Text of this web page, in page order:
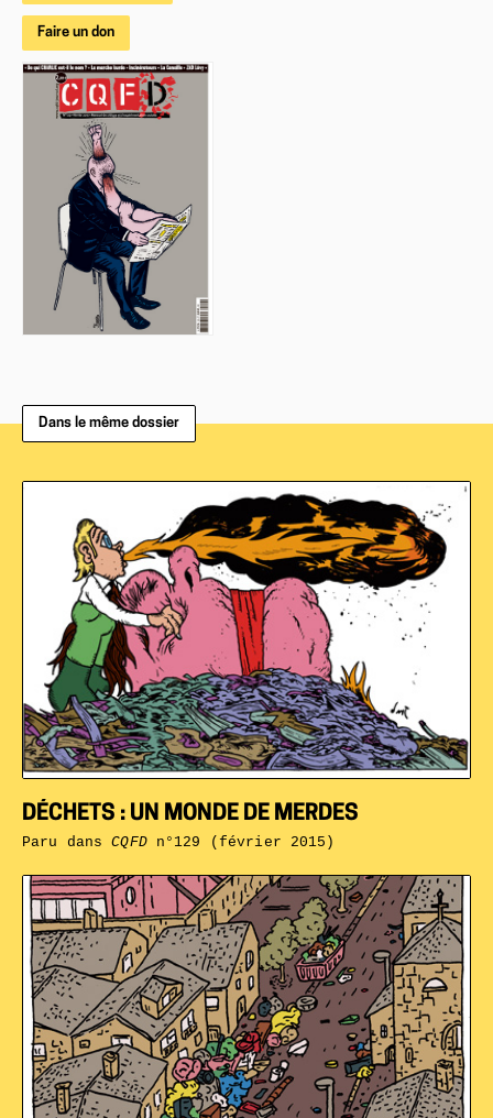
Faire un don
Dans le même dossier
DÉCHETS : UN MONDE DE MERDES
Paru dansCQFDn°129 (février 2015)